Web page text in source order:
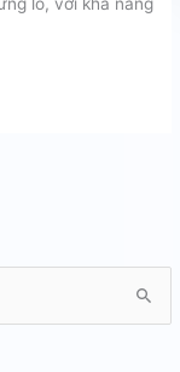
lo, với khả năng